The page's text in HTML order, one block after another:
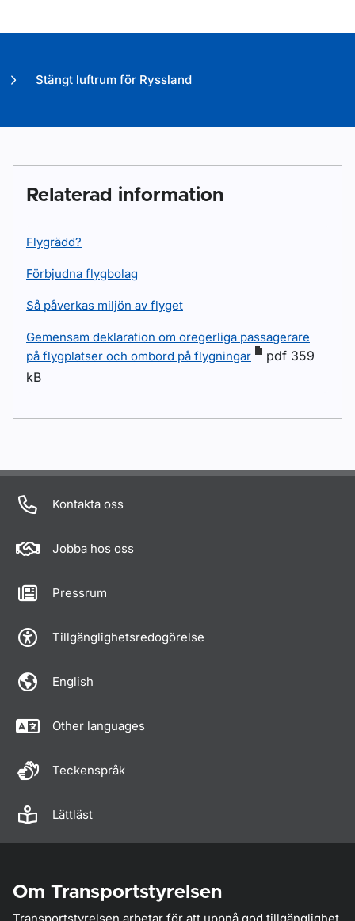
Stängt luftrum för Ryssland
Relaterad information
Flygrädd?
Förbjudna flygbolag
Så påverkas miljön av flyget
Gemensam deklaration om oregerliga passagerare
på flygplatser och ombord på flygningar
pdf 359
kB
Kontakta oss
Jobba hos oss
Pressrum
Tillgänglighetsredogörelse
English
Other languages
Teckenspråk
Lättläst
Om Transportstyrelsen